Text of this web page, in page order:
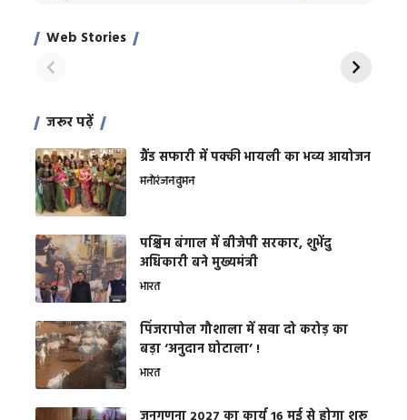
Web Stories
साहिल खान
जरूर पढ़ें
ग्रैंड सफारी में पक्की भायली का भव्य आयोजन
मनोरंजनवुमन
पश्चिम बंगाल में बीजेपी सरकार, शुभेंदु
अधिकारी बने मुख्यमंत्री
भारत
​पिंजरापोल गौशाला में सवा दो करोड़ का
बड़ा ‘अनुदान घोटाला’ !
भारत